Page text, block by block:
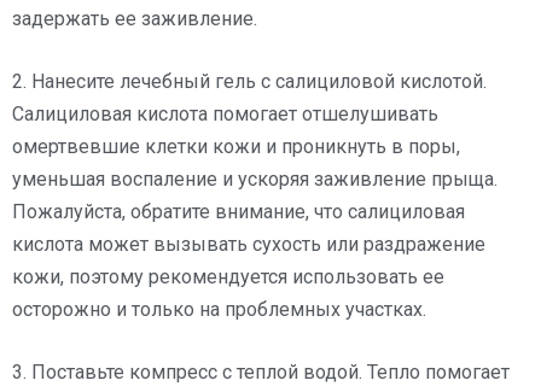
задержать ее заживление.
2. Нанесите лечебный гель с салициловой кислотой.
Салициловая кислота помогает отшелушивать
омертвевшие клетки кожи и проникнуть в поры,
уменьшая воспаление и ускоряя заживление прыща.
Пожалуйста, обратите внимание, что салициловая
кислота может вызывать сухость или раздражение
кожи, поэтому рекомендуется использовать ее
осторожно и только на проблемных участках.
3. Поставьте компресс с теплой водой. Тепло помогает